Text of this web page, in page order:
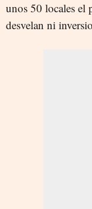
unos 50 locales el
desvelan ni